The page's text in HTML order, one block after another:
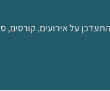
על אירועים,